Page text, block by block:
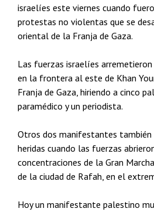
israelíes este viernes cuando
protestas no violentas que se
oriental de la Franja de Gaza.
Las fuerzas israelíes
en la frontera al este de Khan
Franja de Gaza, hiriendo a cinco
paramédico y un periodista.
Otros dos manifestantes también
heridas cuando las fuerzas
concentraciones de la Gran
de la ciudad de Rafah, en el
Hoy un manifestante palestino